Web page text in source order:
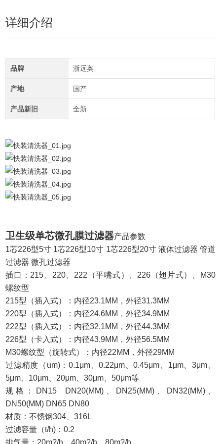
详细介绍
品牌 浙远奥
产地 国产
产品新旧 全新
卫生级单芯微孔膜过滤器产品参数
1芯226型5寸 1芯226型10寸 1芯226型20寸 液体过滤器 管道
过滤器 微孔过滤器
插口：215、220、222（平嘴式）、226（翅片式）、M30
螺纹型
215型（插入式）：内径23.1MM，外径31.3MM
220型（插入式）：内径24.6MM，外径34.9MM
222型（插入式）：内径32.1MM，外径44.3MM
226型（卡入式）：内径43.9MM，外径56.5MM
M30螺纹型（旋转式）：内径22MM，外径29MM
过滤精度（um)：0.1μm、0.22μm、0.45μm、1μm、3μm、
5μm、10μm、20μm、30μm、50μm等
规格：DN15 DN20(MM)、DN25(MM)、DN32(MM)、
DN50(MM) DN65 DN80
材质：不锈钢304、316L
过滤容量（t/h)：0.2